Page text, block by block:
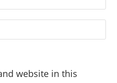
website in this